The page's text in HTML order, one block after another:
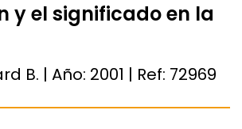
y el significado en la
B. | Año: 2001 | Ref: 72969